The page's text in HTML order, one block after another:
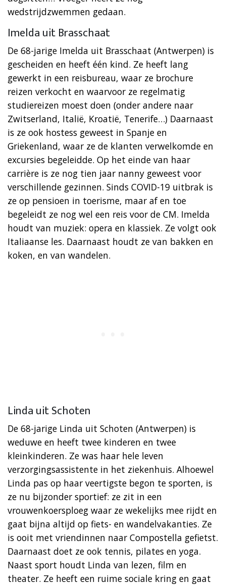
wedstrijdzwemmen gedaan.
Imelda uit Brasschaat
De 68-jarige Imelda uit Brasschaat (Antwerpen) is
gescheiden en heeft één kind. Ze heeft lang
gewerkt in een reisbureau, waar ze brochure
reizen verkocht en waarvoor ze regelmatig
studiereizen moest doen (onder andere naar
Zwitserland, Italië, Kroatië, Tenerife…) Daarnaast
is ze ook hostess geweest in Spanje en
Griekenland, waar ze de klanten verwelkomde en
excursies begeleidde. Op het einde van haar
carrière is ze nog tien jaar nanny geweest voor
verschillende gezinnen. Sinds COVID-19 uitbrak is
ze op pensioen in toerisme, maar af en toe
begeleidt ze nog wel een reis voor de CM. Imelda
houdt van muziek: opera en klassiek. Ze volgt ook
Italiaanse les. Daarnaast houdt ze van bakken en
koken, en van wandelen.
Linda uit Schoten
De 68-jarige Linda uit Schoten (Antwerpen) is
weduwe en heeft twee kinderen en twee
kleinkinderen. Ze was haar hele leven
verzorgingsassistente in het ziekenhuis. Alhoewel
Linda pas op haar veertigste begon te sporten, is
ze nu bijzonder sportief: ze zit in een
vrouwenkoersploeg waar ze wekelijks mee rijdt en
gaat bijna altijd op fiets- en wandelvakanties. Ze
is ooit met vriendinnen naar Compostella gefietst.
Daarnaast doet ze ook tennis, pilates en yoga.
Naast sport houdt Linda van lezen, film en
theater. Ze heeft een ruime sociale kring en gaat